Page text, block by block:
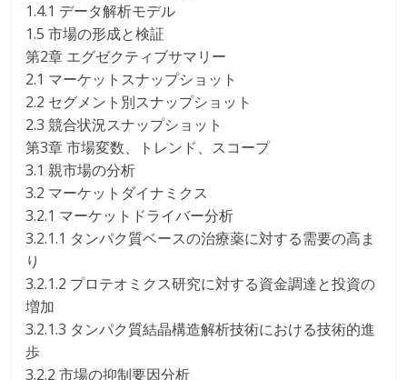
1.4.1 データ解析モデル
1.5 市場の形成と検証
第2章 エグゼクティブサマリー
2.1 マーケットスナップショット
2.2 セグメント別スナップショット
2.3 競合状況スナップショット
第3章 市場変数、トレンド、スコープ
3.1 親市場の分析
3.2 マーケットダイナミクス
3.2.1 マーケットドライバー分析
3.2.1.1 タンパク質ベースの治療薬に対する需要の高ま
り
3.2.1.2 プロテオミクス研究に対する資金調達と投資の
増加
3.2.1.3 タンパク質結晶構造解析技術における技術的進
歩
3.2.2 市場の抑制要因分析